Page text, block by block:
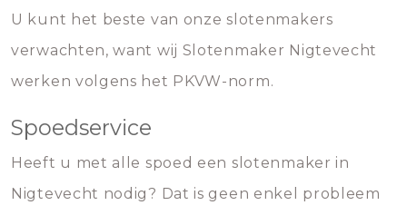
U kunt het beste van onze slotenmakers
verwachten, want wij Slotenmaker Nigtevecht
werken volgens het PKVW-norm.
Spoedservice
Heeft u met alle spoed een slotenmaker in
Nigtevecht nodig? Dat is geen enkel probleem